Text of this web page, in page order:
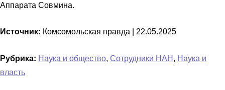
Аппарата Совмина.
Источник: Комсомольская правда | 22.05.2025
Рубрика: Наука и общество, Сотрудники НАН , Наука и
власть